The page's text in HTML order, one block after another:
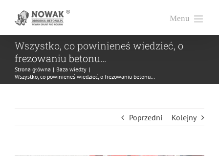
Wszystko, co powinieneś wiedzieć, o
frezowaniu betonu…
Strona główna
Baza wiedzy
Wszystko, co powinieneś wiedzieć, o frezowaniu betonu…
Poprzedni Kolejny